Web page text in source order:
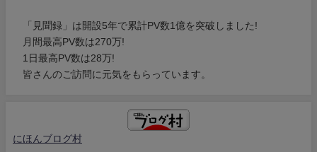
「見聞録」は開設5年で累計PV数1億を突破しました!
月間最高PV数は270万!
1日最高PV数は28万!
皆さんのご訪問に元気をもらっています。
にほんブログ村